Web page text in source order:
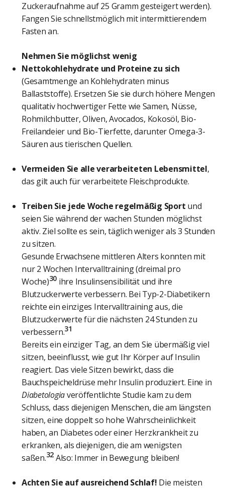
Zuckeraufnahme auf 25 Gramm gesteigert werden).
Fangen Sie schnellstmöglich mit intermittierendem
Fasten an.
Nehmen Sie möglichst wenig
Nettokohlehydrate und Proteine zu sich
(Gesamtmenge an Kohlehydraten minus
Ballaststoffe). Ersetzen Sie sie durch höhere Mengen
qualitativ hochwertiger Fette wie Samen, Nüsse,
Rohmilchbutter, Oliven, Avocados, Kokosöl, Bio-
Freilandeier und Bio-Tierfette, darunter Omega-3-
Säuren aus tierischen Quellen.
Vermeiden Sie alle verarbeiteten Lebensmittel,
das gilt auch für verarbeitete Fleischprodukte.
Treiben Sie jede Woche regelmäßig Sport und
seien Sie während der wachen Stunden möglichst
aktiv. Ziel sollte es sein, täglich weniger als 3 Stunden
zu sitzen.
Gesunde Erwachsene mittleren Alters konnten mit
nur 2 Wochen Intervalltraining (dreimal pro
Woche)30 ihre Insulinsensibilität und ihre
Blutzuckerwerte verbessern. Bei Typ-2-Diabetikern
reichte ein einziges Intervalltraining aus, die
Blutzuckerwerte für die nächsten 24 Stunden zu
verbessern.31
Bereits ein einziger Tag, an dem Sie übermäßig viel
sitzen, beeinflusst, wie gut Ihr Körper auf Insulin
reagiert. Das viele Sitzen bewirkt, dass die
Bauchspeicheldrüse mehr Insulin produziert. Eine in
Diabetologiaveröffentlichte Studie kam zu dem
Schluss, dass diejenigen Menschen, die am längsten
sitzen, eine doppelt so hohe Wahrscheinlichkeit
haben, an Diabetes oder einer Herzkrankheit zu
erkranken, als diejenigen, die am wenigsten
saßen.32 Also: Immer in Bewegung bleiben!
Achten Sie auf ausreichend Schlaf! Die meisten